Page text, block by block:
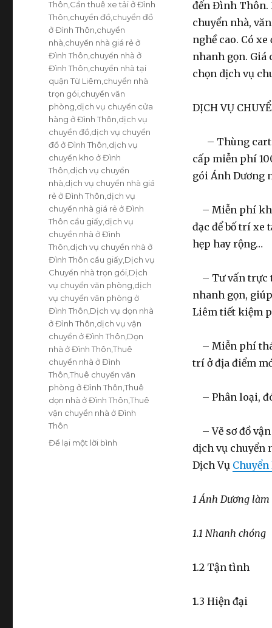
đến Đình Thôn.
chuyển nhà,
nghề cao. Có
nhanh gọn. Giá
chọn dịch vụ
DỊCH VỤ
– Thùng
cấp miễn phí
gói Ánh Dương
– Miễn phí
đạc để bố trí xe
hẹp hay rộng…
– Tư vấn trực
nhanh gọn,
Liêm tiết kiệm
– Miễn phí
trí ở địa điểm
– Phân loại,
– Vẽ sơ đồ
dịch vụ
Dịch Vụ Chuyển
1 Ánh Dương
1.1 Nhanh chóng
1.2 Tận tình
1.3 Hiện đại
Thôn Cần thuê xe tải ở Đình
Thôn chuyển đồ chuyển đồ
ở Đình Thôn chuyển
nhà chuyển nhà giá rẻ ở
Đình Thôn chuyển nhà ở
Đình Thôn chuyển nhà tại
quận Từ Liêm chuyển nhà
trọn gói chuyển văn
phòng dịch vụ chuyển cửa
hàng ở Đình Thôn dịch vụ
chuyển đồ dịch vụ chuyển
đồ ở Đình Thôn dịch vụ
chuyển kho ở Đình
Thôn dịch vụ chuyển
nhà dịch vụ chuyển nhà giá
rẻ ở Đình Thôn dịch vụ
chuyển nhà giá rẻ ở Đình
Thôn cầu giấy dịch vụ
chuyển nhà ở Đình
Thôn dịch vụ chuyển nhà ở
Đình Thôn cầu giấy Dịch vụ
Chuyển nhà trọn gói Dịch
vụ chuyển văn phòng dịch
vụ chuyển văn phòng ở
Đình Thôn Dịch vụ dọn nhà
ở Đình Thôn dịch vụ vận
chuyển ở Đình Thôn Dọn
nhà ở Đình Thôn ,Thuê
chuyển nhà ở Đình
Thôn ,Thuê chuyển văn
phòng ở Đình Thôn ,Thuê
dọn nhà ở Đình Thôn ,Thuê
vận chuyển nhà ở Đình
Thôn
Để lại một lời bình